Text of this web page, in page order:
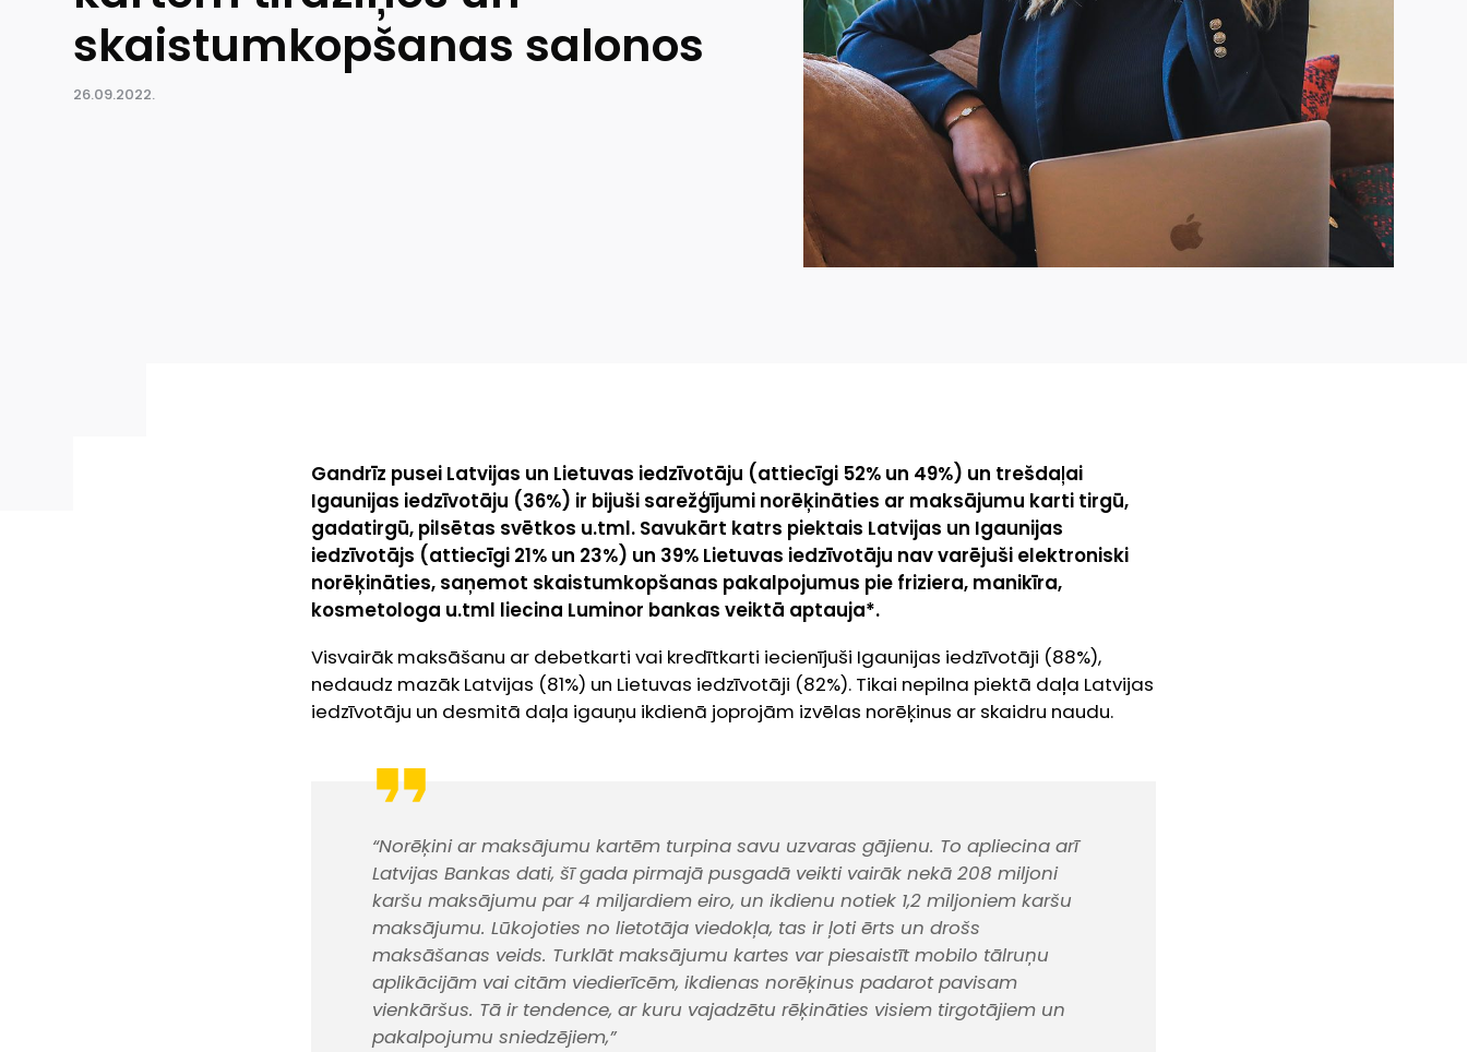
skaistumkopšanas salonos
26.09.2022.
Gandrīz pusei Latvijas un Lietuvas iedzīvotāju (attiecīgi 52% un 49%) un trešdaļai
Igaunijas iedzīvotāju (36%) ir bijuši sarežģījumi norēķināties ar maksājumu karti tirgū,
gadatirgū, pilsētas svētkos u.tml. Savukārt katrs piektais Latvijas un Igaunijas
iedzīvotājs (attiecīgi 21% un 23%) un 39% Lietuvas iedzīvotāju nav varējuši elektroniski
norēķināties, saņemot skaistumkopšanas pakalpojumus pie friziera, manikīra,
kosmetologa u.tml liecina Luminor bankas veiktā aptauja*.
Visvairāk maksāšanu ar debetkarti vai kredītkarti iecienījuši Igaunijas iedzīvotāji (88%),
nedaudz mazāk Latvijas (81%) un Lietuvas iedzīvotāji (82%). Tikai nepilna piektā daļa Latvijas
iedzīvotāju un desmitā daļa igauņu ikdienā joprojām izvēlas norēķinus ar skaidru naudu.
“Norēķini ar maksājumu kartēm turpina savu uzvaras gājienu. To apliecina arī
Latvijas Bankas dati, šī gada pirmajā pusgadā veikti vairāk nekā 208 miljoni
karšu maksājumu par 4 miljardiem eiro, un ikdienu notiek 1,2 miljoniem karšu
maksājumu. Lūkojoties no lietotāja viedokļa, tas ir ļoti ērts un drošs
maksāšanas veids. Turklāt maksājumu kartes var piesaistīt mobilo tālruņu
aplikācijām vai citām viedierīcēm, ikdienas norēķinus padarot pavisam
vienkāršus. Tā ir tendence, ar kuru vajadzētu rēķināties visiem tirgotājiem un
pakalpojumu sniedzējiem,”